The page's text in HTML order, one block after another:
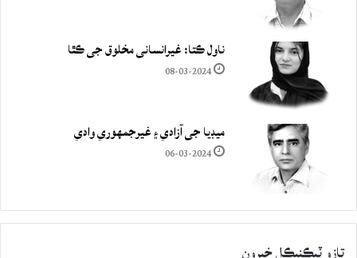
ناول ڪتا: غيرانساني مخلوق جي ڪٿا
08-03-2024
ميڊيا جي آزادي ۽ غيرجمھوري وادي
06-03-2024